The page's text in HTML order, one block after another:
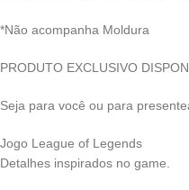
*Não acompanha Moldura
PRODUTO EXCLUSIVO
Seja para você ou para
Jogo League of Legends
Detalhes inspirados no game.